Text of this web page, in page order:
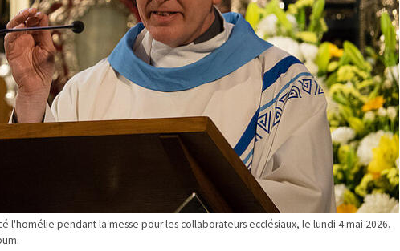
l'homélie pendant la messe pour les collaborateurs ecclésiaux, le lundi 4 mai 2026.